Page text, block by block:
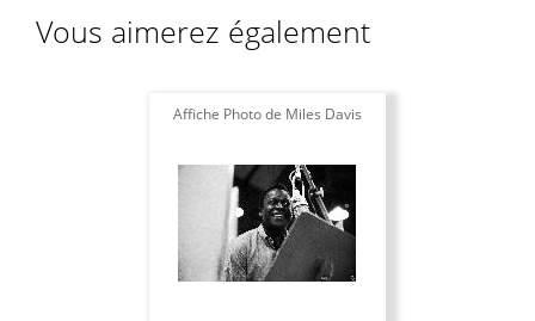
Vous aimerez également
Affiche Photo de Miles Davis